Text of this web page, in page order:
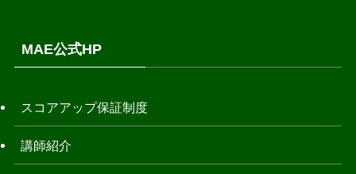
MAE公式HP
スコアアップ保証制度
講師紹介